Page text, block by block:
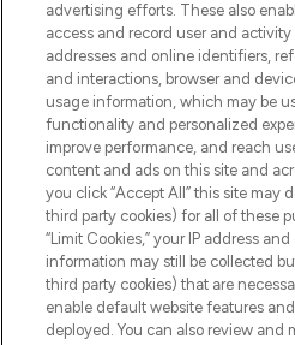
Cookie-
Do Not Sell or
HILFE &
ÜBER
advertising efforts. These also
access and record user and activity
addresses and online identifiers,
and interactions, browser and
usage information, which may be
functionality and personalized
improve performance, and reach
content and ads on this site and
you click “Accept All” this site may
third party cookies) for all of these
“Limit Cookies,” your IP address
information may still be collected
third party cookies) that are
enable default website features
deployed. You can also review and